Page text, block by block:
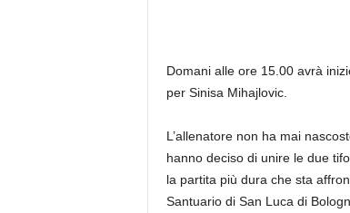
Domani alle ore 15.00 avrà
per Sinisa Mihajlovic.
L’allenatore non ha mai
hanno deciso di unire le due
la partita più dura che sta
Santuario di San Luca di